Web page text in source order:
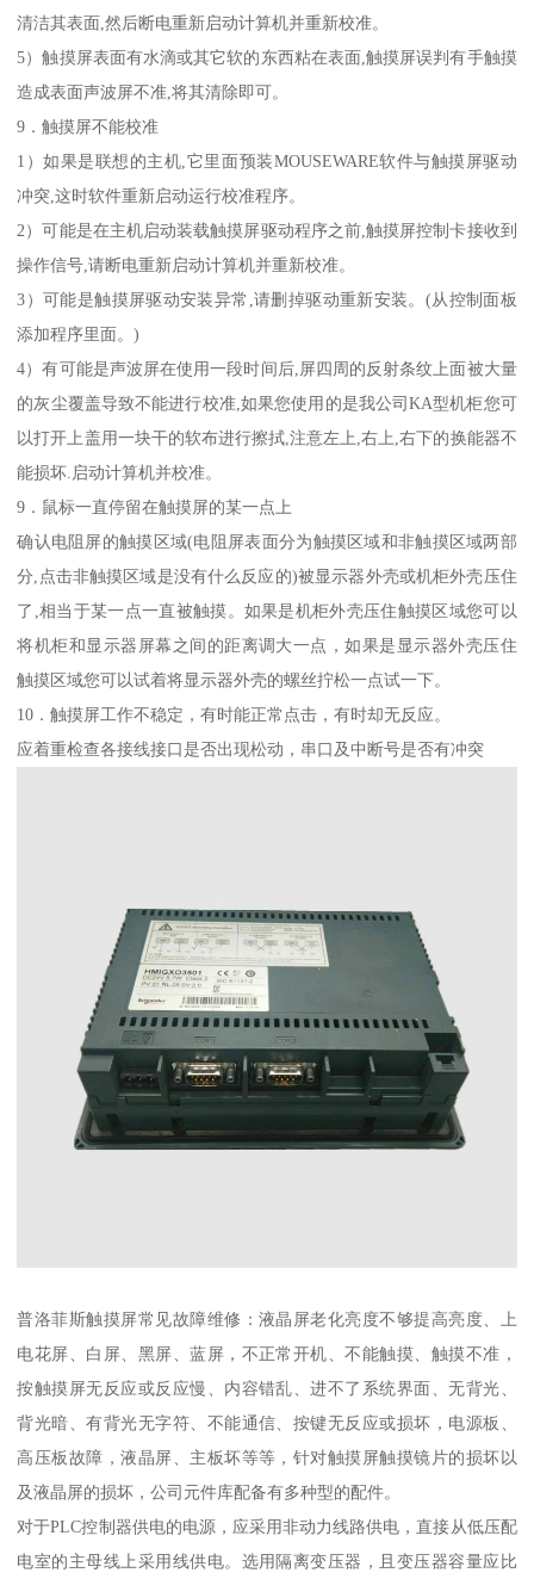
清洁其表面,然后断电重新启动计算机并重新校准。
5）触摸屏表面有水滴或其它软的东西粘在表面,触摸屏误判有手触摸
造成表面声波屏不准,将其清除即可。
9．触摸屏不能校准
1）如果是联想的主机,它里面预装MOUSEWARE软件与触摸屏驱动
冲突,这时软件重新启动运行校准程序。
2）可能是在主机启动装载触摸屏驱动程序之前,触摸屏控制卡接收到
操作信号,请断电重新启动计算机并重新校准。
3）可能是触摸屏驱动安装异常,请删掉驱动重新安装。(从控制面板
添加程序里面。)
4）有可能是声波屏在使用一段时间后,屏四周的反射条纹上面被大量
的灰尘覆盖导致不能进行校准,如果您使用的是我公司KA型机柜您可
以打开上盖用一块干的软布进行擦拭,注意左上,右上,右下的换能器不
能损坏.启动计算机并校准。
9．鼠标一直停留在触摸屏的某一点上
确认电阻屏的触摸区域(电阻屏表面分为触摸区域和非触摸区域两部
分,点击非触摸区域是没有什么反应的)被显示器外壳或机柜外壳压住
了,相当于某一点一直被触摸。如果是机柜外壳压住触摸区域您可以
将机柜和显示器屏幕之间的距离调大一点，如果是显示器外壳压住
触摸区域您可以试着将显示器外壳的螺丝拧松一点试一下。
10．触摸屏工作不稳定，有时能正常点击，有时却无反应。
应着重检查各接线接口是否出现松动，串口及中断号是否有冲突
普洛菲斯触摸屏常见故障维修：液晶屏老化亮度不够提高亮度、上
电花屏、白屏、黑屏、蓝屏，不正常开机、不能触摸、触摸不准，
按触摸屏无反应或反应慢、内容错乱、进不了系统界面、无背光、
背光暗、有背光无字符、不能通信、按键无反应或损坏，电源板、
高压板故障，液晶屏、主板坏等等，针对触摸屏触摸镜片的损坏以
及液晶屏的损坏，公司元件库配备有多种型的配件。
对于PLC控制器供电的电源，应采用非动力线路供电，直接从低压配
电室的主母线上采用线供电。选用隔离变压器，且变压器容量应比